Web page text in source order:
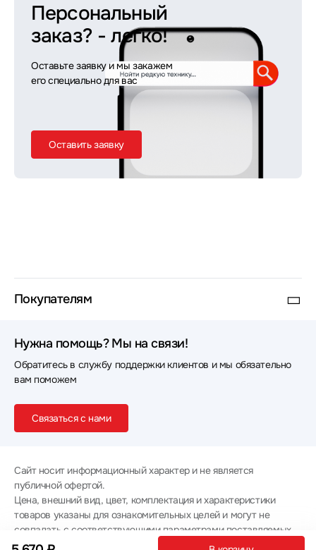
Персональный
заказ? - легко!
Оставьте заявку и мы закажем
его специально для вас
Оставить заявку
Покупателям
Нужна помощь? Мы на связи!
Обратитесь в службу поддержки клиентов и мы обязательно
вам поможем
Связаться с нами
Сайт носит информационный характер и не является
публичной офертой.
Цена, внешний вид, цвет, комплектация и характеристики
товаров указаны для ознакомительных целей и могут не
совпадать с соответствующими параметрами поставляемых
товаров - уточняйте информацию у менеджера при